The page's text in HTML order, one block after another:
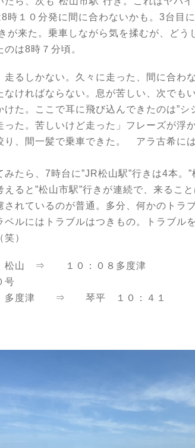
8時１０分発に間に合わないかも。3台目
が来た。乗車しながら気を揉むが、どう
は8時７分頃。
走るしかない。久々に走った、間に合わ
なければならない。息が苦しい、次でも
けた。ここで耳に飛び込んできたのは”シ
った。苦しいけど走った」フレーズが浮
、
間一髪で乗車できた。 アラ古希に
みたら、7時台に”JR松山駅”行きは4本。
えると ”松山市駅”行きが連続で、来るこ
されているのが普通。多分、何かのトラ
ベルにはトラブルはつきもの。トラブル
）
松山 ⇒ １０：０８多度津
かぜ１０
多度津 ⇒ 琴平 １０：４１